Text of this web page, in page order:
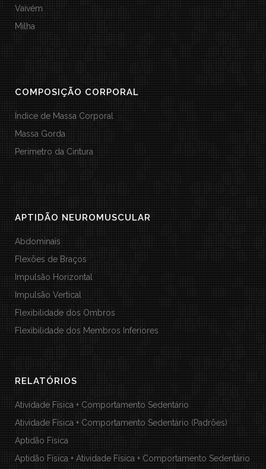
Vaivém
Milha
COMPOSIÇÃO CORPORAL
Índice de Massa Corporal
Massa Gorda
Perímetro da Cintura
APTIDÃO NEUROMUSCULAR
Abdominais
Flexões de Braços
Impulsão Horizontal
Impulsão Vertical
Flexibilidade dos Ombros
Flexibilidade dos Membros Inferiores
RELATÓRIOS
Atividade Física + Comportamento Sedentário
Atividade Física + Comportamento Sedentário (Padrões)
Aptidão Física
Aptidão Física + Atividade Física + Comportamento Sedentário